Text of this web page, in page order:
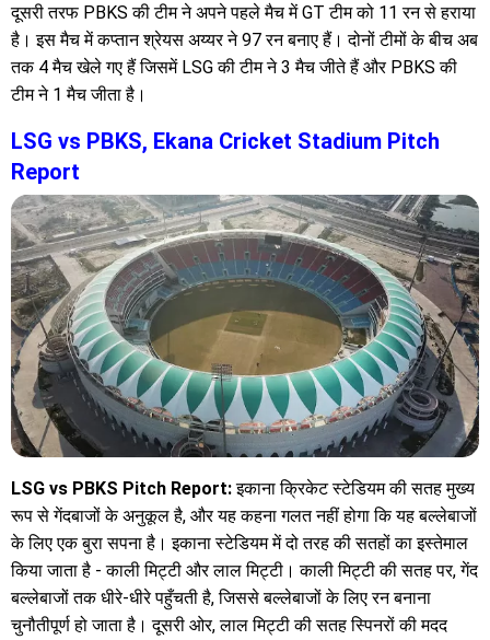
दूसरी तरफ PBKS की टीम ने अपने पहले मैच में GT टीम को 11 रन से हराया
है। इस मैच में कप्तान श्रेयस अय्यर ने 97 रन बनाए हैं। दोनों टीमों के बीच अब
तक 4 मैच खेले गए हैं जिसमें LSG की टीम ने 3 मैच जीते हैं और PBKS की
टीम ने 1 मैच जीता है।
LSG vs PBKS, Ekana Cricket Stadium Pitch
Report
LSG vs PBKS Pitch Report:इकाना क्रिकेट स्टेडियम की सतह मुख्य
रूप से गेंदबाजों के अनुकूल है, और यह कहना गलत नहीं होगा कि यह बल्लेबाजों
के लिए एक बुरा सपना है। इकाना स्टेडियम में दो तरह की सतहों का इस्तेमाल
किया जाता है - काली मिट्टी और लाल मिट्टी। काली मिट्टी की सतह पर, गेंद
बल्लेबाजों तक धीरे-धीरे पहुँचती है, जिससे बल्लेबाजों के लिए रन बनाना
चुनौतीपूर्ण हो जाता है। दूसरी ओर, लाल मिट्टी की सतह स्पिनरों की मदद